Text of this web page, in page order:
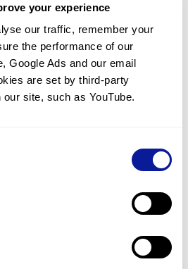
your experience
our traffic, remember your
the performance of our
Google Ads and our email
are set by third-party
site, such as YouTube.
직접 논의 할 수 있습니다.
해 후속 케어를 받을 수 있습니다.
최신 유전학 정보를 제공해 드립니다.